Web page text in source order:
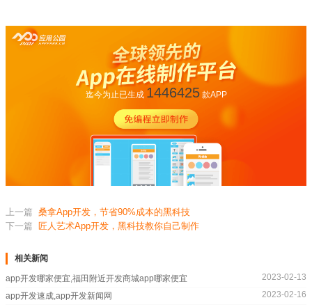
迄今为止已生成 1446425款APP
上一篇 桑拿App开发，节省90%成本的黑科技
下一篇
匠人艺术App开发，黑科技教你自己制作
相关新闻
app开发哪家便宜,福田附近开发商城app哪家便宜
2023-02-13
app开发速成,app开发新闻网
2023-02-16